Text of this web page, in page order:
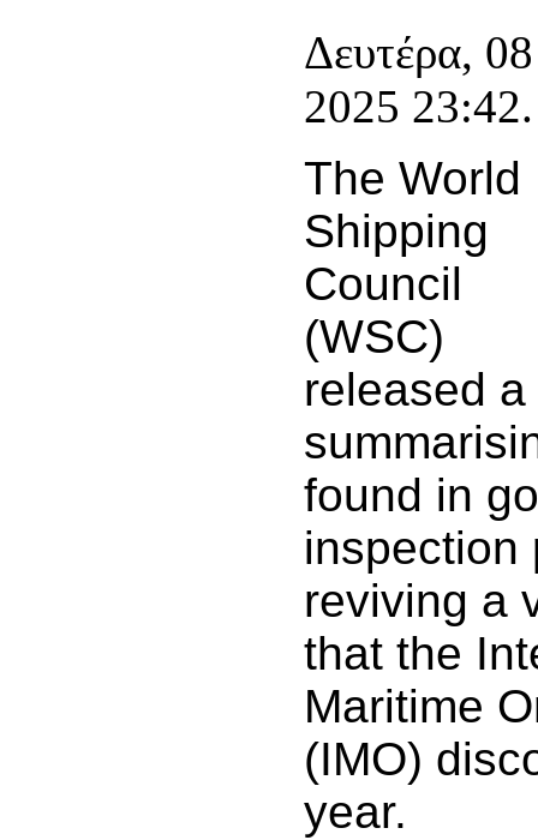
Δευτέρα,
2025 23:42.
The World
Shipping
Council
(WSC)
released
found in
inspection
reviving a
that the
Maritime
(IMO)
year.